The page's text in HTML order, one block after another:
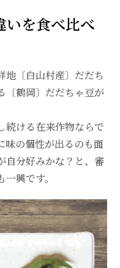
を食べ比べ
地〔白山村産〕だだち
〔鶴岡〕だだちゃ豆が
続ける在来作物ならで
味の個性が出るのも面
自分好みかな？と、審
興です。